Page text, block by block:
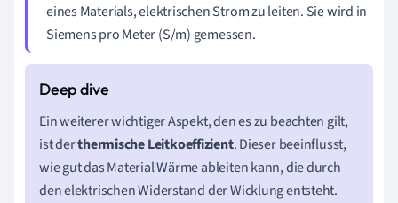
eines Materials, elektrischen Strom zu leiten. Sie wird in
Siemens pro Meter (S/m) gemessen.
Ein weiterer wichtiger Aspekt, den es zu beachten gilt,
ist derthermische Leitkoeffizient. Dieser beeinflusst,
wie gut das Material Wärme ableiten kann, die durch
den elektrischen Widerstand der Wicklung entsteht.